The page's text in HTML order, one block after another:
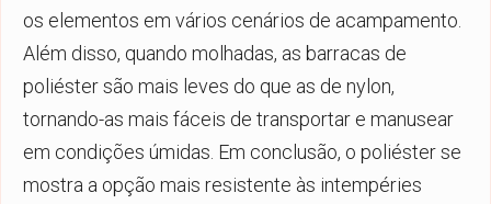
os elementos em vários cenários de acampamento.
Além disso, quando molhadas, as barracas de
poliéster são mais leves do que as de nylon,
tornando-as mais fáceis de transportar e manusear
em condições úmidas. Em conclusão, o poliéster se
mostra a opção mais resistente às intempéries